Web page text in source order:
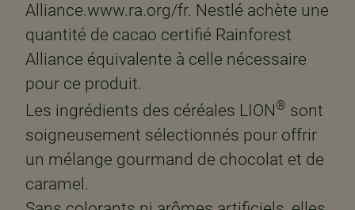
Alliance.www.ra.org/fr. Nestlé achète une
quantité de cacao certifié Rainforest
Alliance équivalente à celle nécessaire
pour ce produit.
Les ingrédients des céréales LION® sont
soigneusement sélectionnés pour offrir
un mélange gourmand de chocolat et de
caramel. ​